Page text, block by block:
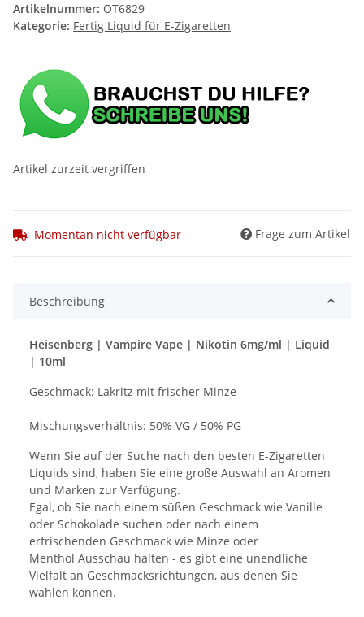
Artikelnummer: OT6829
Kategorie: Fertig Liquid für E-Zigaretten
Artikel zurzeit vergriffen
Momentan nicht verfügbar Frage zum Artikel
Beschreibung
Heisenberg | Vampire Vape | Nikotin 6mg/ml | Liquid
| 10ml
Geschmack: Lakritz mit frischer Minze
Mischungsverhältnis: 50% VG / 50% PG
Wenn Sie auf der Suche nach den besten E-Zigaretten
Liquids sind, haben Sie eine große Auswahl an Aromen
und Marken zur Verfügung.
Egal, ob Sie nach einem süßen Geschmack wie Vanille
oder Schokolade suchen oder nach einem
erfrischenden Geschmack wie Minze oder
Menthol Ausschau halten - es gibt eine unendliche
Vielfalt an Geschmacksrichtungen, aus denen Sie
wählen können.